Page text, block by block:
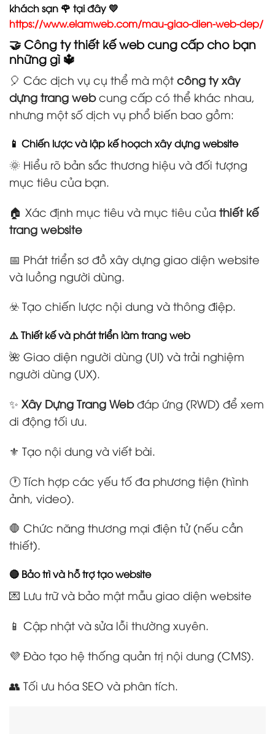
khách sạn 🌹 tại đây 💛
https://www.elamweb.com/mau-giao-dien-web-dep/
🤝 Công ty thiết kế web cung cấp cho bạn
những gì 🔱
🎈 Các dịch vụ cụ thể mà một công ty xây
dựng trang webcung cấp có thể khác nhau,
nhưng một số dịch vụ phổ biến bao gồm:
📱 Chiến lược và lập kế hoạch xây dựng website
🌞 Hiểu rõ bản sắc thương hiệu và đối tượng
mục tiêu của bạn.
🏠 Xác định mục tiêu và mục tiêu của thiết kế
trang website
📅 Phát triển sơ đồ xây dựng giao diện website
và luồng người dùng.
☣️ Tạo chiến lược nội dung và thông điệp.
⚠️ Thiết kế và phát triển làm trang web
🌺 Giao diện người dùng (UI) và trải nghiệm
người dùng (UX).
✨ Xây Dựng Trang Webđáp ứng (RWD) để xem
di động tối ưu.
⚜️ Tạo nội dung và viết bài.
🕐 Tích hợp các yếu tố đa phương tiện (hình
ảnh, video).
🛑 Chức năng thương mại điện tử (nếu cần
thiết).
🔴 Bảo trì và hỗ trợ tạo website
💌 Lưu trữ và bảo mật mẫu giao diện website
📱 Cập nhật và sửa lỗi thường xuyên.
💜 Đào tạo hệ thống quản trị nội dung (CMS).
👥 Tối ưu hóa SEO và phân tích.